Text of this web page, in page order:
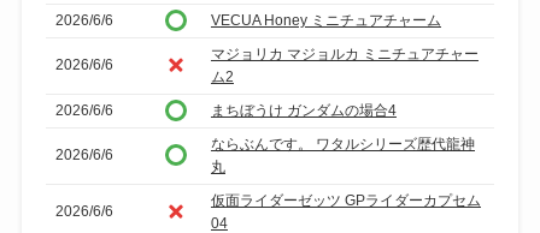
2026/6/6
VECUA Honey ミニチュアチャーム
2026/6/6
マジョリカ マジョルカ ミニチュアチャー
ム2
2026/6/6
まちぼうけ ガンダムの場合4
2026/6/6
ならぶんです。 ワタルシリーズ歴代龍神
丸
2026/6/6
仮面ライダーゼッツ GPライダーカプセム
04